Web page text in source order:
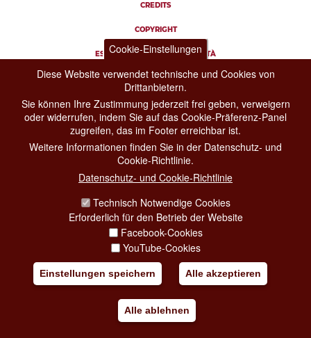
CREDITS
COPYRIGHT
ESCLUSIONE DI RESPONSABILITÀ
Cookie-Einstellungen
Diese Website verwendet technische und Cookies von
Drittanbietern.
Sie können Ihre Zustimmung jederzeit frei geben, verweigern
oder widerrufen, indem Sie auf das Cookie-Präferenz-Panel
zugreifen, das im Footer erreichbar ist.
Weitere Informationen finden Sie in der Datenschutz- und
Cookie-Richtlinie.
Datenschutz- und Cookie-Richtlinie
Technisch Notwendige Cookies
Erforderlich für den Betrieb der Website
Facebook-Cookies
YouTube-Cookies
Einstellungen speichern Alle akzeptieren
Alle ablehnen